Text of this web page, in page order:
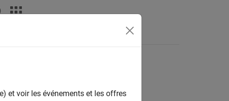
et voir les événements et les offres